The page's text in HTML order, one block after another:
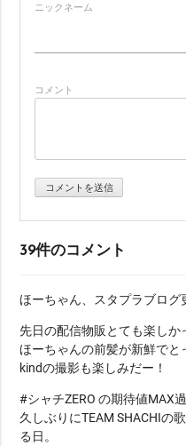
ビ
シ
ョ
ン
ニックネーム
コメント
39件のコメント
ほーちゃん、スタプラブログ
先日の配信物販とても楽し
ほーちゃんの前髪が新鮮でと
kindの撮影も楽しみだー！
#シャチZERO の期待値MAX
久しぶりにTEAM SHACHIの
る日。